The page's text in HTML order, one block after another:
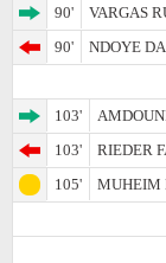
90'
VARGAS
90'
NDOYE
103'
103'
RIEDER
105'
MUHEIM